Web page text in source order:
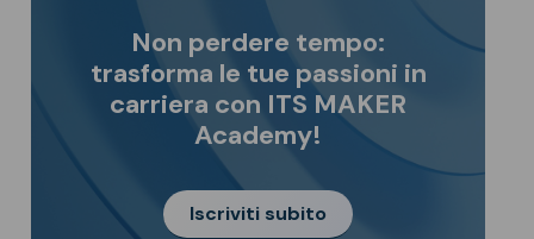
Non perdere tempo:
trasforma le tue passioni in
carriera con ITS MAKER
Academy!
Iscriviti subito